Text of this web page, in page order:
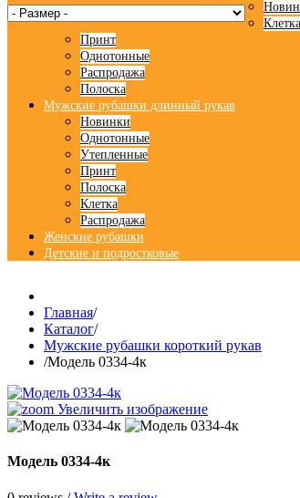
Клетка
Принт
Однотонные
Распродажа
Полоска
Мужские рубашки длинный рукав
Новинки
Однотонные
Утепленные
Принт
Полоска
Клетка
Распродажа
Женские рубашки
Детские и подростковые
Главная/
Каталог/
Мужские рубашки короткий рукав
/Модель 0334-4к
Увеличить изображение
Модель 0334-4к